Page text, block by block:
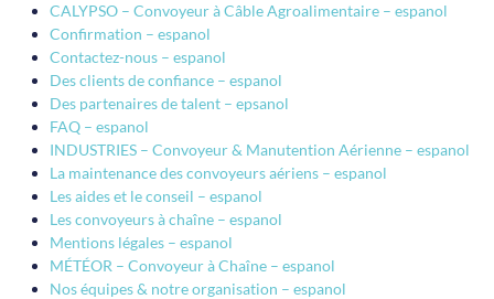
CALYPSO – Convoyeur à Câble Agroalimentaire – espanol
Confirmation – espanol
Contactez-nous – espanol
Des clients de confiance – espanol
Des partenaires de talent – epsanol
FAQ – espanol
INDUSTRIES – Convoyeur & Manutention Aérienne – espanol
La maintenance des convoyeurs aériens – espanol
Les aides et le conseil – espanol
Les convoyeurs à chaîne – espanol
Mentions légales – espanol
MÉTÉOR – Convoyeur à Chaîne – espanol
Nos équipes & notre organisation – espanol